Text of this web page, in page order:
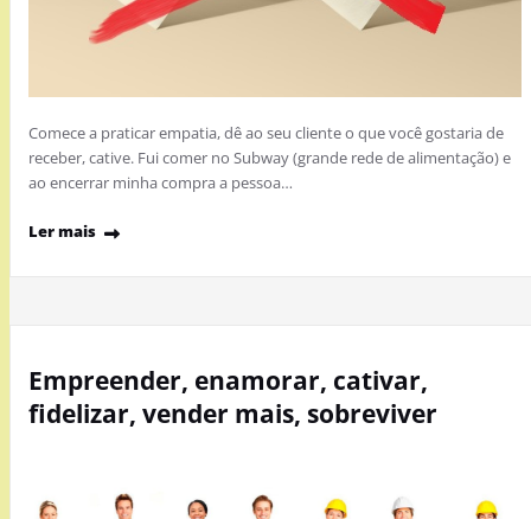
Comece a praticar empatia, dê ao seu cliente o que você gostaria de
receber, cative. Fui comer no Subway (grande rede de alimentação) e
ao encerrar minha compra a pessoa…
Ler mais
Empreender, enamorar, cativar,
fidelizar, vender mais, sobreviver